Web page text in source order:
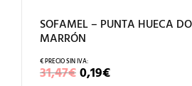
SOFAMEL – PUNTA HUECA
MARRÓN
31,47€EL
0,19€EL